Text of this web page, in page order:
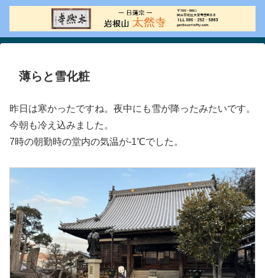
薄らと雪化粧
昨日は寒かったですね。夜中にも雪が降ったみたいです。
今朝も冷え込みました。
7時の朝勤時の堂内の気温が-1℃でした。